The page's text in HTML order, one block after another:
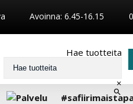
Avoinna: 6.45-16.15
Hae tuotteita
×